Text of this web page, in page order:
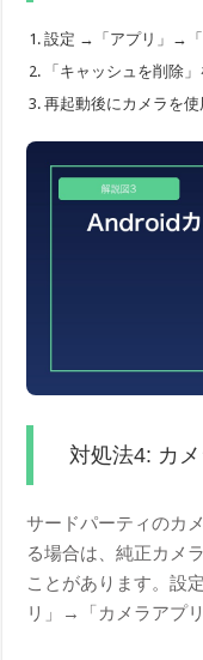
設定 →「アプリ」→「
「キャッシュを削除
再起動後にカメラを使
対処法4: カ
サードパーティのカ
る場合は、純正カメ
ことがあります。設
リ」→「カメラアプ